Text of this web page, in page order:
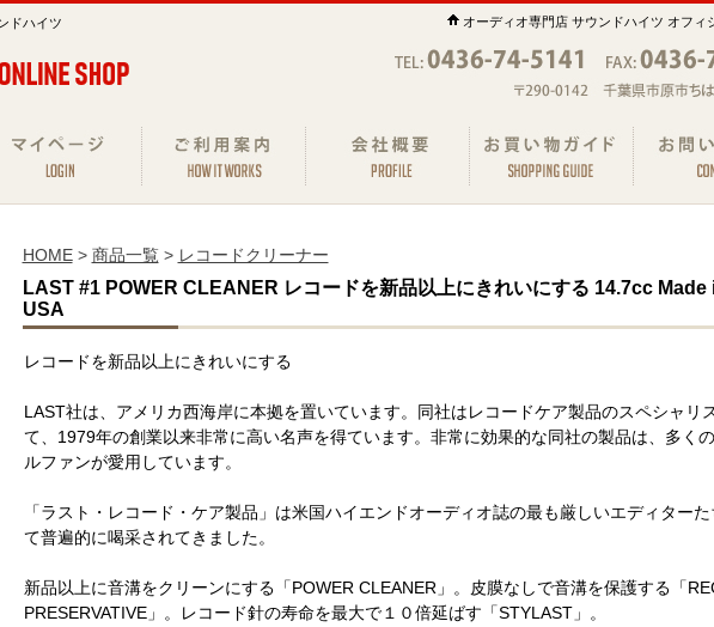
ドハイツ オーディオ専門店 サウンドハイツ オフィ
HOME> 商品一覧> レコードクリーナー
LAST #1 POWER CLEANER レコードを新品以上にきれいにする 14.7cc Made
USA
レコードを新品以上にきれいにする
LAST社は、アメリカ西海岸に本拠を置いています。同社はレコードケア製品のスペシャリ
て、1979年の創業以来非常に高い名声を得ています。非常に効果的な同社の製品は、多く
ルファンが愛用しています。
「ラスト・レコード・ケア製品」は米国ハイエンドオーディオ誌の最も厳しいエディターた
て普遍的に喝采されてきました。
新品以上に音溝をクリーンにする「POWER CLEANER」。皮膜なしで音溝を保護する「
PRESERVATIVE」。レコード針の寿命を最大で１０倍延ばす「STYLAST」。